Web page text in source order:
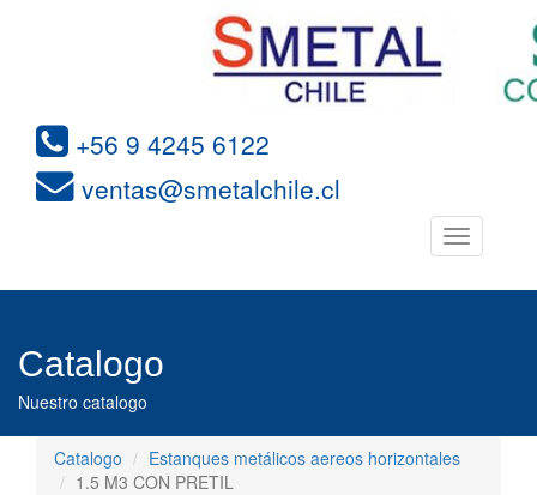
+56 9 4245 6122
ventas@smetalchile.cl
Toggle
navigation
Catalogo
Nuestro catalogo
Catalogo
Estanques metálicos aereos horizontales
1.5 M3 CON PRETIL